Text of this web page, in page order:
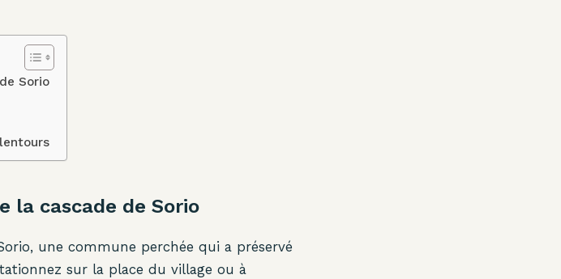
Sorio
la cascade de Sorio
une commune perchée qui a préservé
sur la place du village ou à